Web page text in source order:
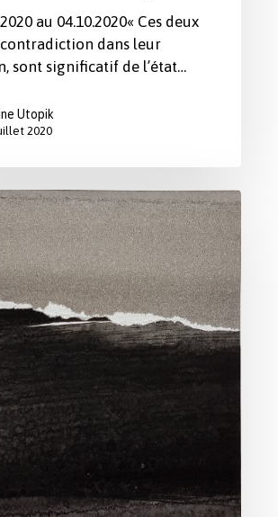
au 04.10.2020« Ces deux
dans leur
sont significatif de l’état…
Utopik
2020